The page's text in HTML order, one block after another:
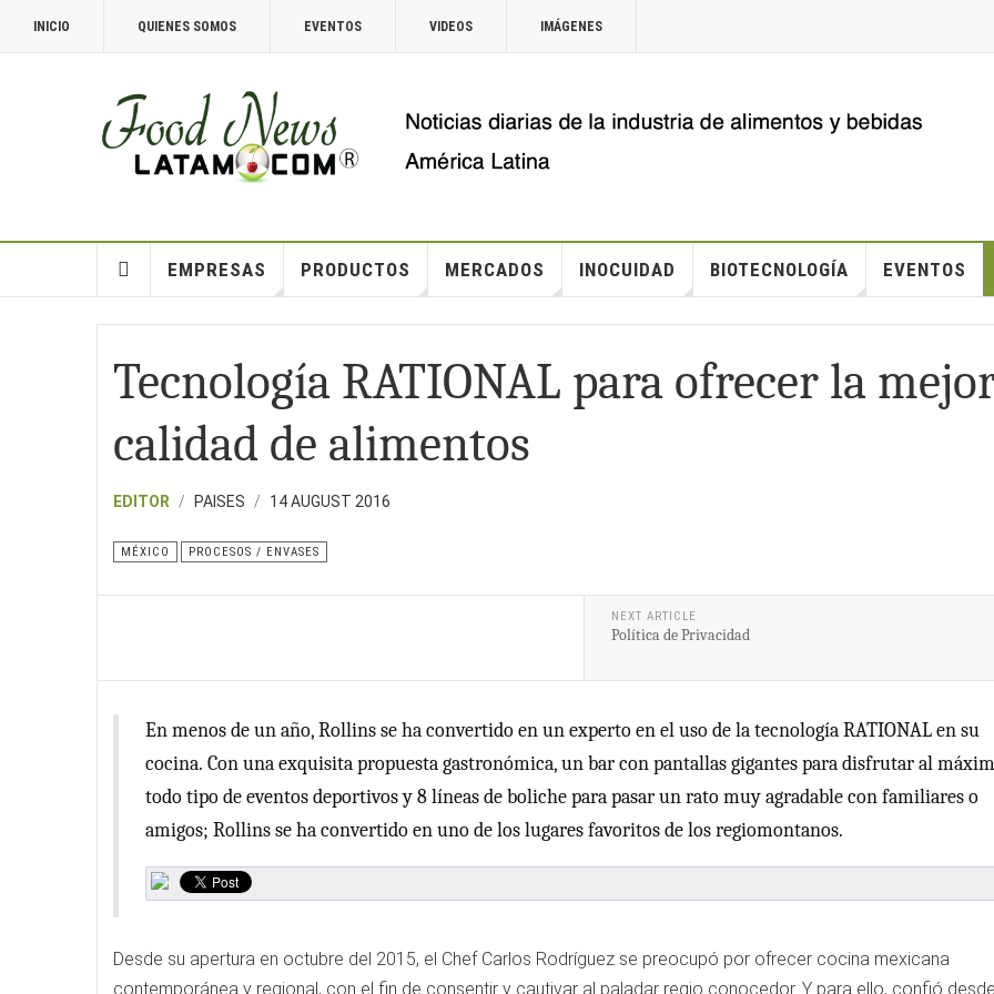
INICIO QUIENES SOMOS EVENTOS VIDEOS IMÁGENES
EMPRESAS PRODUCTOS MERCADOS INOCUIDAD BIOTECNOLOGÍA EVENTOS
Tecnología RATIONAL para ofrecer la
calidad de alimentos
EDITOR PAISES 14 AUGUST 2016
MÉXICO PROCESOS / ENVASES
NEXT ARTICLE
Política de Privacidad
En menos de un año, Rollins se ha convertido en un experto en el uso de la tecnología RATIONAL en su
cocina. Con una exquisita propuesta gastronómica, un bar con pantallas gigantes para disfrutar al
todo tipo de eventos deportivos y 8 líneas de boliche para pasar un rato muy agradable con familiares o
amigos; Rollins se ha convertido en uno de los lugares favoritos de los regiomontanos.
Desde su apertura en octubre del 2015, el Chef Carlos Rodríguez se preocupó por ofrecer cocina mexicana
contemporánea y regional, con el fin de consentir y cautivar al paladar regio conocedor. Y para ello, confió